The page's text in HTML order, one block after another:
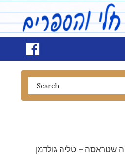
שטראסה – טליה גולדמן